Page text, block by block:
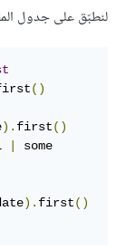
لنطبّق على جدول
()
). first()
some
). first()